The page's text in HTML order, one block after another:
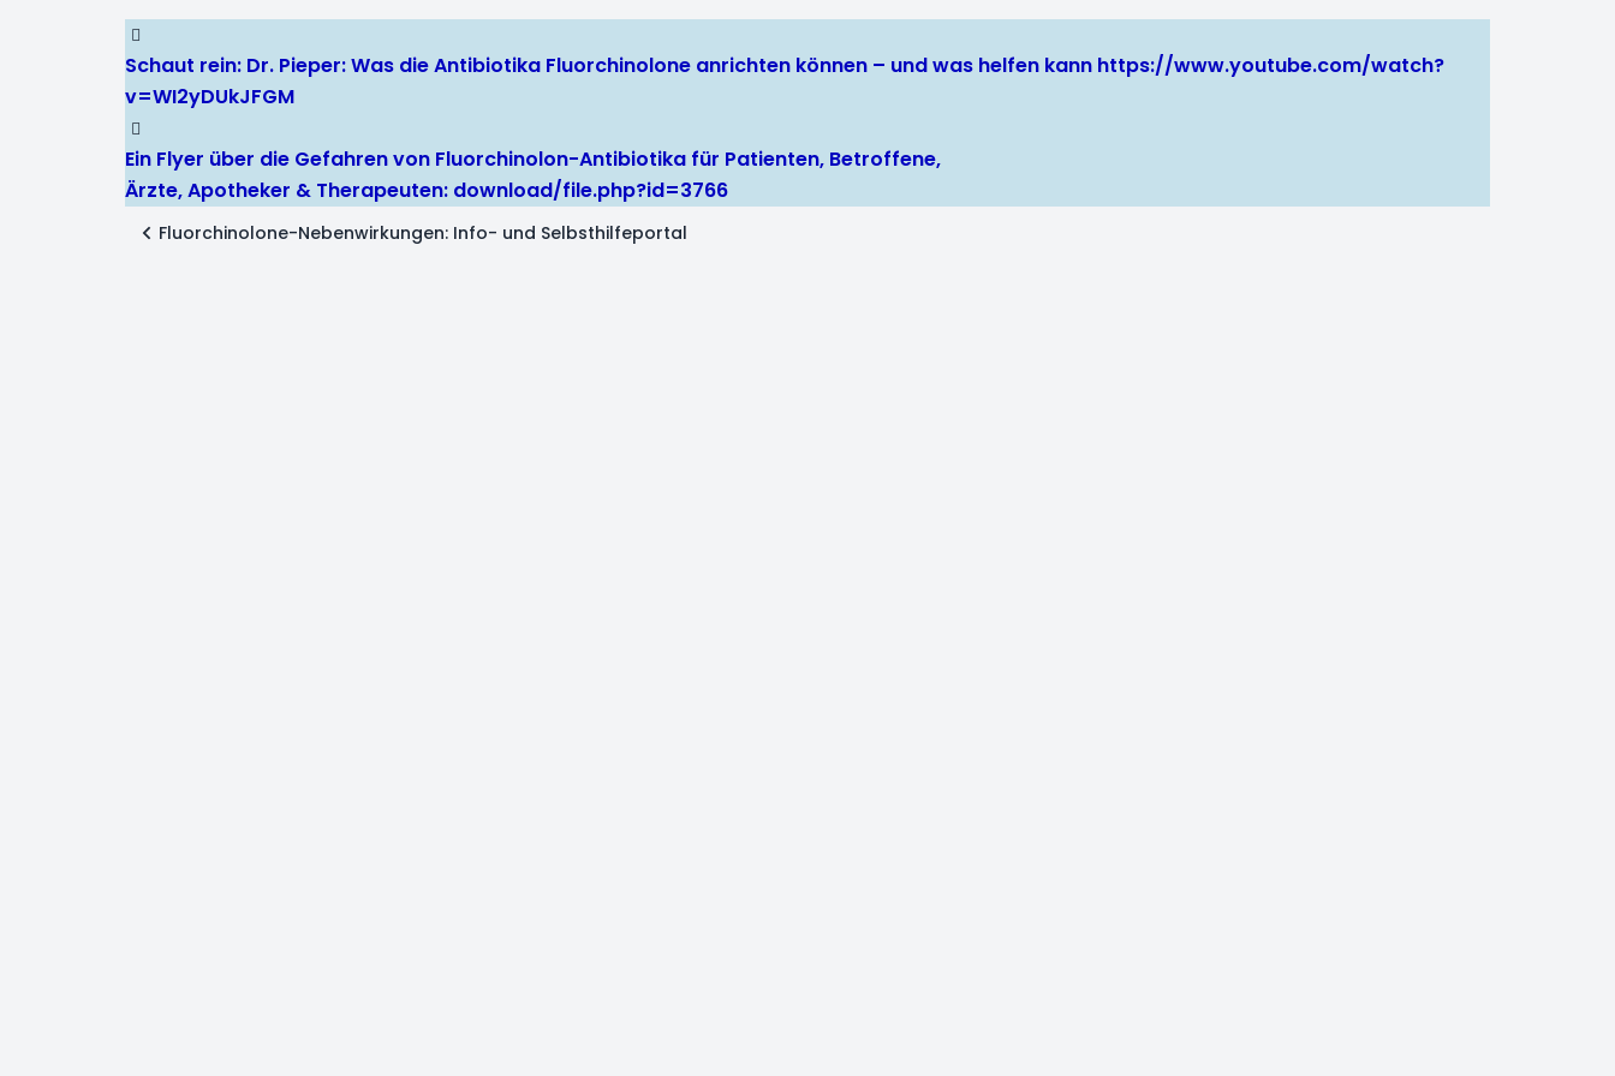
Schaut rein: Dr. Pieper: Was die Antibiotika Fluorchinolone anrichten können – und was helfen kann https://www.youtube.com/watch?
v=WI2yDUkJFGM
Ein Flyer über die Gefahren von Fluorchinolon-Antibiotika für Patienten, Betroffene,
Ärzte, Apotheker & Therapeuten: download/file.php?id=3766
Fluorchinolone-Nebenwirkungen: Info- und Selbsthilfeportal